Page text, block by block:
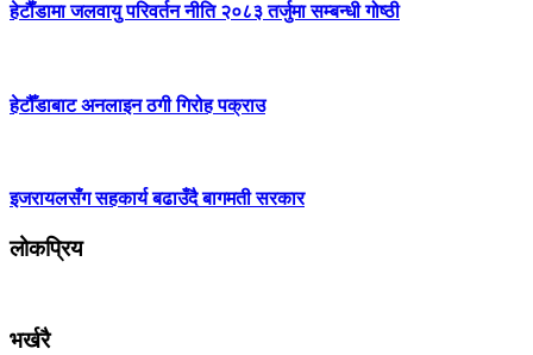
हेटाैँडामा जलवायु परिवर्तन नीति २०८३ तर्जुमा सम्बन्धी गोष्ठी
हेटौँडाबाट अनलाइन ठगी गिरोह पक्राउ
इजरायलसँग सहकार्य बढाउँदै बागमती सरकार
लोकप्रिय
भर्खरै